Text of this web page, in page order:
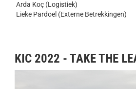
Arda Koç (Logistiek)
Lieke Pardoel (Externe Betrekkingen)
KIC 2022 - TAKE THE